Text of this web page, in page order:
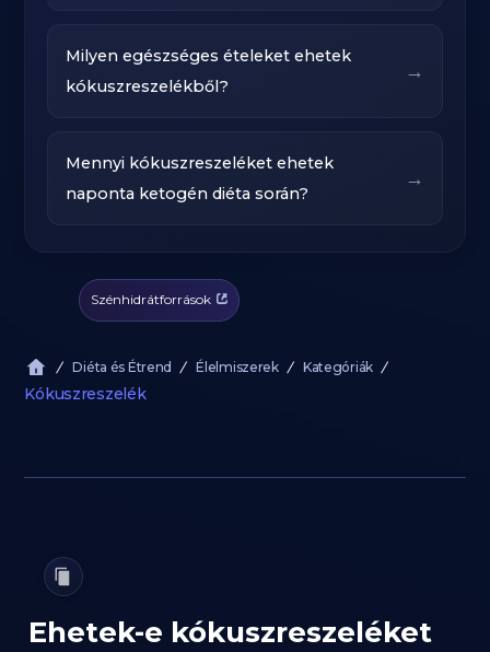
Milyen egészséges ételeket ehetek
kókuszreszelékből?
→
Mennyi kókuszreszeléket ehetek
naponta ketogén diéta során?
→
Szénhidrátforrások
Diéta és Étrend Élelmiszerek Kategóriák
Kókuszreszelék
Ehetek-e kókuszreszeléket